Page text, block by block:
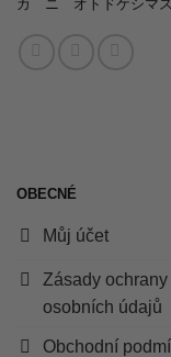
カ ニ オトドケシマス
OBECNÉ
Můj účet
Zásady ochrany
osobních údajů
Obchodní